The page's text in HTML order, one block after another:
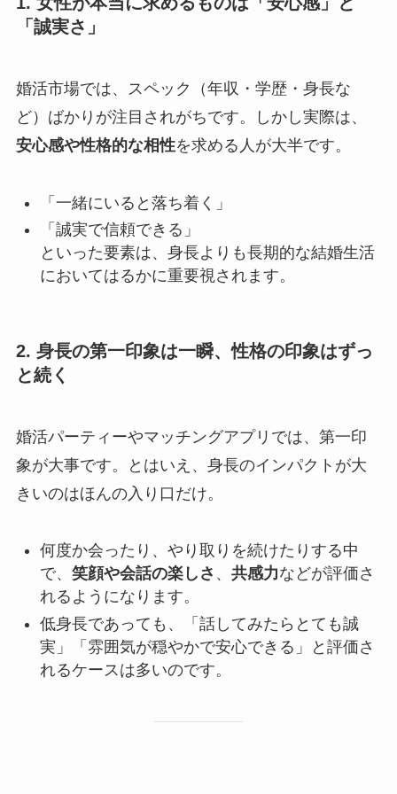
「誠実さ」
婚活市場では、スペック（年収・学歴・身長な
ど）ばかりが注目されがちです。しかし実際は、
安心感や性格的な相性を求める人が大半です。
「一緒にいると落ち着く」
「誠実で信頼できる」
といった要素は、身長よりも長期的な結婚生活
においてはるかに重要視されます。
2. 身長の第一印象は一瞬、性格の印象はずっ
と続く
婚活パーティーやマッチングアプリでは、第一印
象が大事です。とはいえ、身長のインパクトが大
きいのはほんの入り口だけ。
何度か会ったり、やり取りを続けたりする中
で、 笑顔や会話の楽しさ 、 共感力などが評価さ
れるようになります。
低身長であっても、「話してみたらとても誠
実」「雰囲気が穏やかで安心できる」と評価さ
れるケースは多いのです。